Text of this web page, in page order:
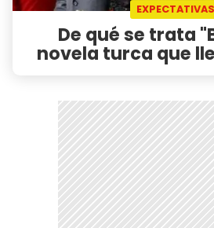
EXPECTATIVAS
De qué se trata
novela turca que